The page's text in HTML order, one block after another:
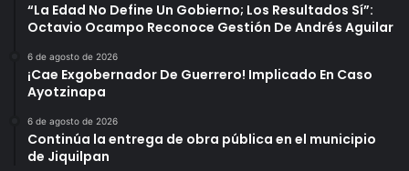
“La Edad No Define Un Gobierno; Los Resultados Sí”:
Octavio Ocampo Reconoce Gestión De Andrés Aguilar
6 de agosto de 2026
¡Cae Exgobernador De Guerrero! Implicado En Caso
Ayotzinapa
6 de agosto de 2026
Continúa la entrega de obra pública en el municipio
de Jiquilpan